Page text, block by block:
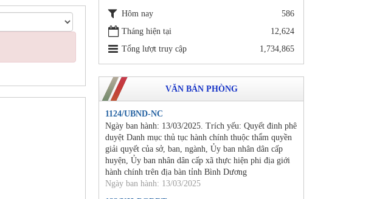
Hôm nay
586
Tháng hiện tại
12,624
Tổng lượt truy cập
1,734,865
VĂN BẢN PHÒNG
1124/UBND-NC
Ngày ban hành: 13/03/2025. Trích yếu: Quyết đinh phê
duyệt Danh mục thủ tục hành chính thuộc thẩm quyền
giải quyết của sở, ban, ngành, Ủy ban nhân dân cấp
huyện, Ủy ban nhân dân cấp xã thực hiện phi địa giới
hành chính trên địa bàn tỉnh Bình Dương
Ngày ban hành: 13/03/2025